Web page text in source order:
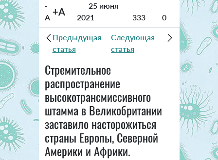
-
A +A
25 июня
2021
333 0
Предыдущая
статья
Следующая
статья
Стремительное
распространение
высокотрансмиссивного
штамма в Великобритании
заставило насторожиться
страны Европы, Северной
Америки и Африки.